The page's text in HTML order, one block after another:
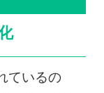
ているの